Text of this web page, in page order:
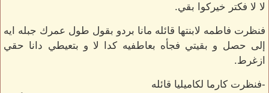
لا لا فكتر خيركوا بقي.
فنظرت فاطمه لابنتها قائله مانا بردو بقول طول عمرك جبله ايه
إلى حصل و بقيتي فجأه بعاطفيه كدا لا و بتعيطي دانا حقي
ازغرط.
-فنظرت كارما لكاميليا قائله